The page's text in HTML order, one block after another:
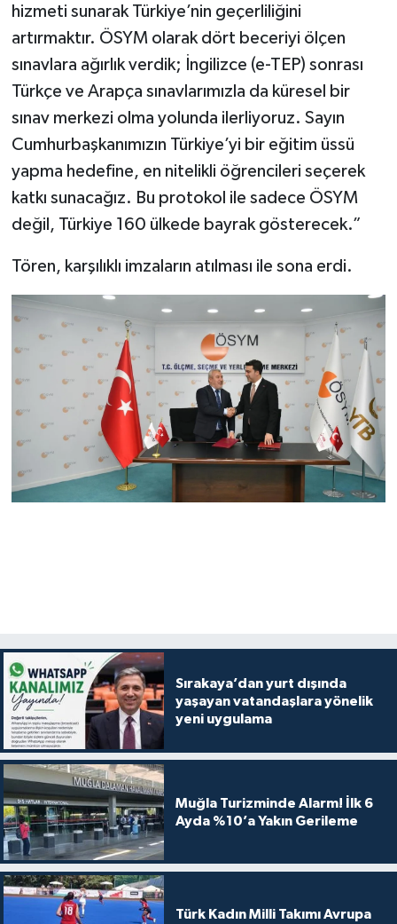
hizmeti sunarak Türkiye’nin geçerliliğini
artırmaktır. ÖSYM olarak dört beceriyi ölçen
sınavlara ağırlık verdik; İngilizce (e-TEP) sonrası
Türkçe ve Arapça sınavlarımızla da küresel bir
sınav merkezi olma yolunda ilerliyoruz. Sayın
Cumhurbaşkanımızın Türkiye’yi bir eğitim üssü
yapma hedefine, en nitelikli öğrencileri seçerek
katkı sunacağız. Bu protokol ile sadece ÖSYM
değil, Türkiye 160 ülkede bayrak gösterecek.”
Tören, karşılıklı imzaların atılması ile sona erdi.
Sırakaya’dan yurt dışında
yaşayan vatandaşlara yönelik
yeni uygulama
Muğla Turizminde Alarm! İlk 6
Ayda %10’a Yakın Gerileme
Türk Kadın Milli Takımı Avrupa